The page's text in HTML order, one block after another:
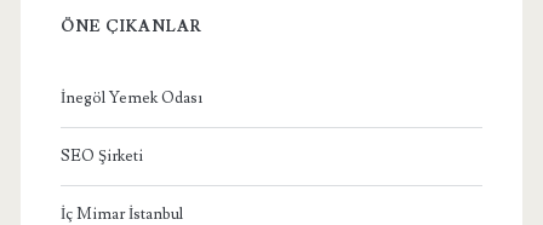
ÖNE ÇIKANLAR
İnegöl Yemek Odası
SEO Şirketi
İç Mimar İstanbul